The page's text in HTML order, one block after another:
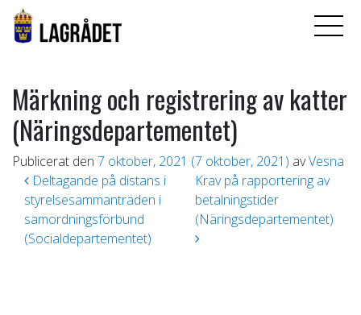
Märkning och registrering av katter
(Näringsdepartementet)
Publicerat den 7 oktober, 2021 (7 oktober, 2021) avVesna
Inläggsnavigering
Deltagande på distans i
styrelsesammanträden i
samordningsförbund
(Socialdepartementet)
Krav på rapportering av
betalningstider
(Näringsdepartementet)